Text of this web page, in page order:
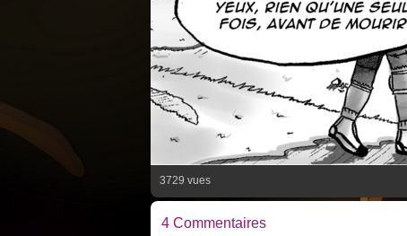
3729 vues
4 Commentaires